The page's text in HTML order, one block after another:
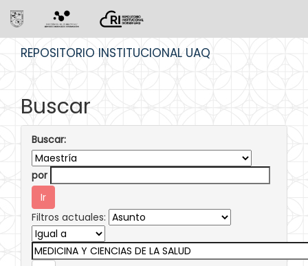
REPOSITORIO INSTITUCIONAL UAQ
Buscar
Buscar:
por
Filtros actuales: